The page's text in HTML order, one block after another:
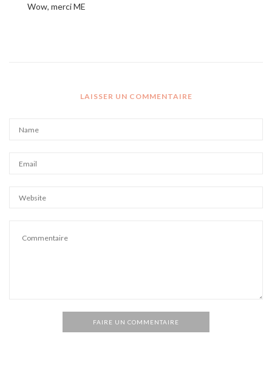
Wow, merci ME
LAISSER UN COMMENTAIRE
FAIRE UN COMMENTAIRE